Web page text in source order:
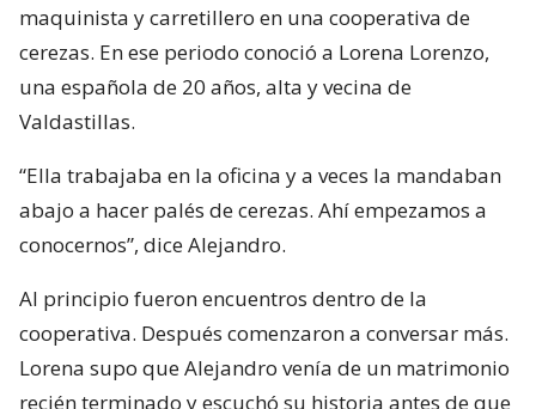
maquinista y carretillero en una cooperativa de
cerezas. En ese periodo conoció a Lorena Lorenzo,
una española de 20 años, alta y vecina de
Valdastillas.
“Ella trabajaba en la oficina y a veces la mandaban
abajo a hacer palés de cerezas. Ahí empezamos a
conocernos”, dice Alejandro.
Al principio fueron encuentros dentro de la
cooperativa. Después comenzaron a conversar más.
Lorena supo que Alejandro venía de un matrimonio
recién terminado y escuchó su historia antes de que